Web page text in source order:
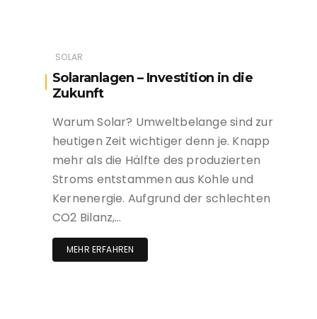
SOLAR
Solaranlagen – Investition in die
Zukunft
Warum Solar? Umweltbelange sind zur
heutigen Zeit wichtiger denn je. Knapp
mehr als die Hälfte des produzierten
Stroms entstammen aus Kohle und
Kernenergie. Aufgrund der schlechten
CO2 Bilanz,…
MEHR ERFAHREN